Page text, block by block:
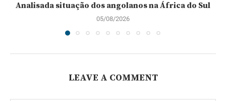
Analisada situação dos angolanos na África do Sul
05/08/2026
LEAVE A COMMENT